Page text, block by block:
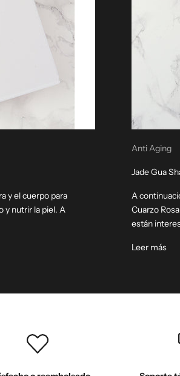
y el cuerpo para
y nutrir la piel. A
Anti Aging
Jade Gua
A
Cuarzo
están
Leer más